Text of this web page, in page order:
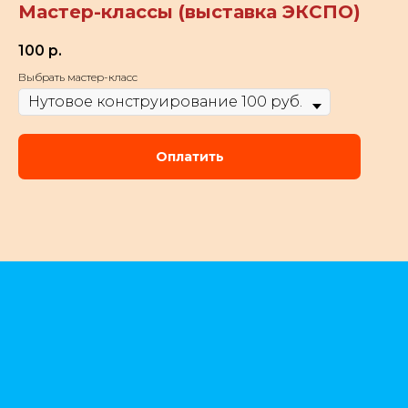
Мастер-классы (выставка ЭКСПО)
100 р.
Выбрать мастер-класс
Оплатить